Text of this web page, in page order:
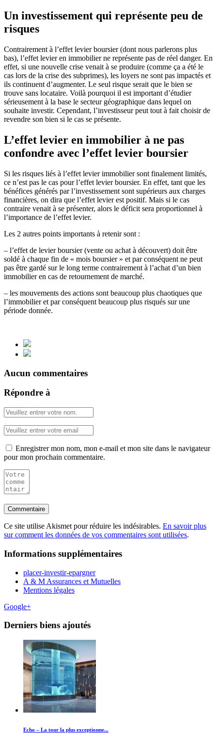
Un investissement qui représente peu de
risques
Contrairement à l’effet levier boursier (dont nous parlerons plus
bas), l’effet levier en immobilier ne représente pas de réel danger. En
effet, si une nouvelle crise venait à se produire (comme ça a été le
cas lors de la crise des subprimes), les loyers ne sont pas impactés et
ils continuent d’augmenter. Le seul risque serait que le bien se
trouve sans locataire. Voilà pourquoi il est important d’étudier
sérieusement à la base le secteur géographique dans lequel on
souhaite investir. Cependant, l’investisseur peut tout à fait choisir de
revendre son bien si le cas se présente.
L’effet levier en immobilier à ne pas
confondre avec l’effet levier boursier
Si les risques liés à l’effet levier immobilier sont finalement limités,
ce n’est pas le cas pour l’effet levier boursier. En effet, tant que les
bénéfices générés par l’investissement sont supérieurs aux charges
financières, on dira que l’effet levier est positif. Mais si le cas
contraire venait à se présenter, alors le déficit sera proportionnel à
l’importance de l’effet levier.
Les 2 autres points importants à retenir sont :
– l’effet de levier boursier (vente ou achat à découvert) doit être
soldé à chaque fin de « mois boursier » et par conséquent ne peut
pas être gardé sur le long terme contrairement à l’achat d’un bien
immobilier en cas de retournement de marché.
– les mouvements des actions sont beaucoup plus chaotiques que
l’immobilier et par conséquent beaucoup plus risqués sur une
période donnée.
Aucun commentaires
Répondre à
Enregistrer mon nom, mon e-mail et mon site dans le navigateur
pour mon prochain commentaire.
Ce site utilise Akismet pour réduire les indésirables. En savoir plus
sur comment les données de vos commentaires sont utilisées.
Informations supplémentaires
placer-investir-epargner
A & M Assurances et Mutuelles
Mentions légales
Google+
Derniers biens ajoutés
Echo – La tour la plus exceptionne...